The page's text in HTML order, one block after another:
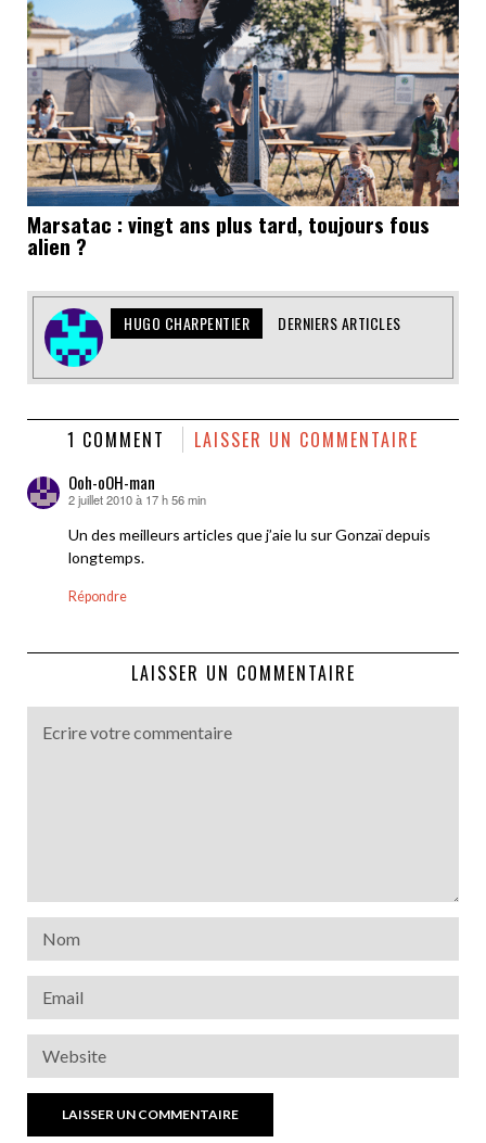
Marsatac : vingt ans plus tard, toujours fous
alien ?
HUGO CHARPENTIER DERNIERS ARTICLES
1 COMMENT LAISSER UN COMMENTAIRE
Ooh-oOH-man
dit :
2 juillet 2010 à 17 h 56 min
Un des meilleurs articles que j’aie lu sur Gonzaï depuis
longtemps.
Répondre
LAISSER UN COMMENTAIRE